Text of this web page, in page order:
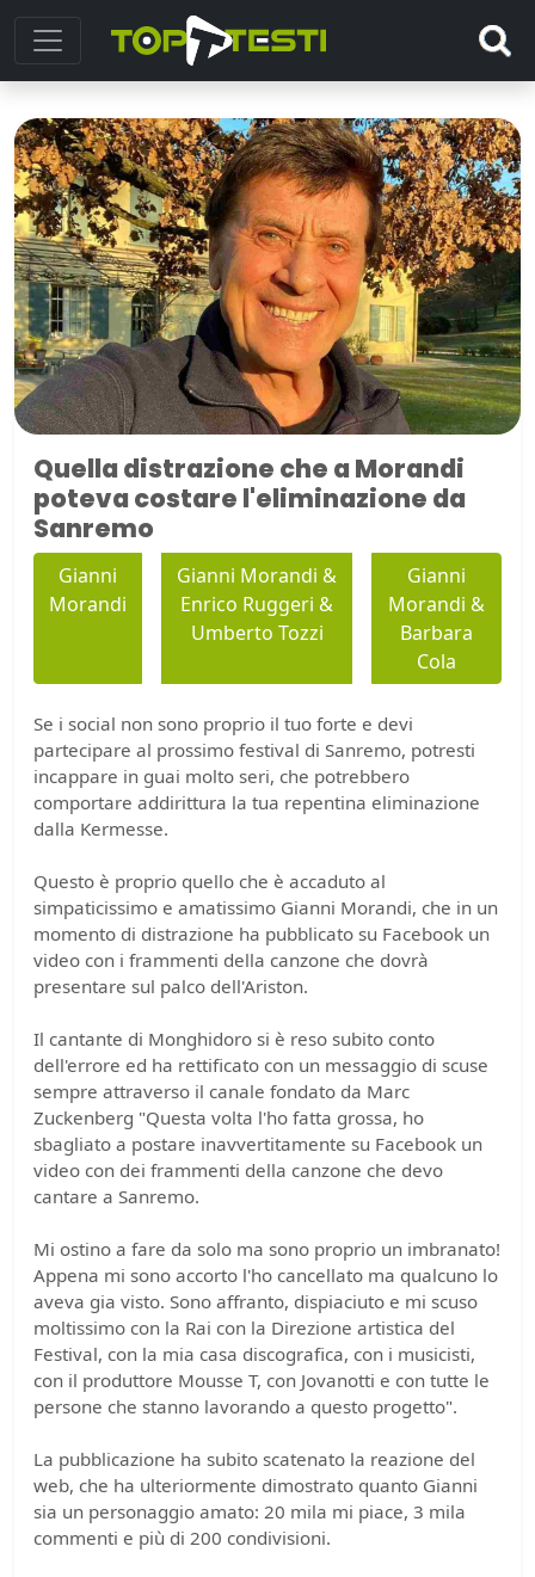
Quella distrazione che a Morandi
poteva costare l'eliminazione da
Sanremo
Gianni
Morandi
Gianni Morandi &
Enrico Ruggeri &
Umberto Tozzi
Gianni
Morandi &
Barbara
Cola
Se i social non sono proprio il tuo forte e devi
partecipare al prossimo festival di Sanremo, potresti
incappare in guai molto seri, che potrebbero
comportare addirittura la tua repentina eliminazione
dalla Kermesse.
Questo è proprio quello che è accaduto al
simpaticissimo e amatissimo Gianni Morandi, che in un
momento di distrazione ha pubblicato su Facebook un
video con i frammenti della canzone che dovrà
presentare sul palco dell'Ariston.
Il cantante di Monghidoro si è reso subito conto
dell'errore ed ha rettificato con un messaggio di scuse
sempre attraverso il canale fondato da Marc
Zuckenberg "Questa volta l'ho fatta grossa, ho
sbagliato a postare inavvertitamente su Facebook un
video con dei frammenti della canzone che devo
cantare a Sanremo.
Mi ostino a fare da solo ma sono proprio un imbranato!
Appena mi sono accorto l'ho cancellato ma qualcuno lo
aveva gia visto. Sono affranto, dispiaciuto e mi scuso
moltissimo con la Rai con la Direzione artistica del
Festival, con la mia casa discografica, con i musicisti,
con il produttore Mousse T, con Jovanotti e con tutte le
persone che stanno lavorando a questo progetto".
La pubblicazione ha subito scatenato la reazione del
web, che ha ulteriormente dimostrato quanto Gianni
sia un personaggio amato: 20 mila mi piace, 3 mila
commenti e più di 200 condivisioni.